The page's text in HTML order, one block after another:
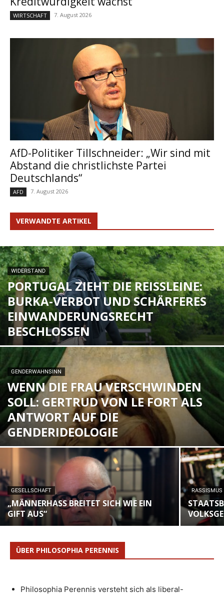
WIRTSCHAFT 7. August 2026
AfD-Politiker Tillschneider: „Wir sind mit
Abstand die christlichste Partei
Deutschlands“
AFD 7. August 2026
VERWANDTE ARTIKEL
WIDERSTAND
PORTUGAL ZIEHT DIE REISSLEINE: B
URKA-VERBOT UND SCHÄRFERES E
INWANDERUNGSRECHT B
ESCHLOSSEN
GENDERWAHNSINN
WENN DIE FRAU VERSCHWINDEN
SOLL: GERTRUD VON LE FORT ALS
ANTWORT AUF DIE
GENDERIDEOLOGIE
GESELLSCHAFT
„MÄNNERHASS BREITET SICH WIE EIN
GIFT AUS“
RASSISMUS
ÜBER PHILOSOPHIA PERENNIS
Philosophia Perennis versteht sich als liberal-